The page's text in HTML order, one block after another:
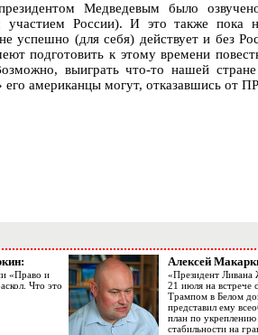
Медведевым было
участием России). И это также пока
успешно (для себя) действует и без
подготовить к этому времени
выиграть что-то нашей
американцы могут, отказавшись от
«Право и
Что это
Алексей
«Президент Ливана
21 июля на встрече
Трампом в Белом
представил ему
план по укреплению
стабильности на